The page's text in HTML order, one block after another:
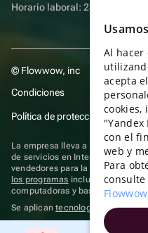
Horario laboral: 24 horas
© Flowwow, inc
Condiciones
Política de protección y
La empresa lleva a cabo su
de servicios en Internet para la
vendedores para la venta de
los programas incluidos en el
computadoras y bases de datos.
Se aplicantecnologías de
Al hacer
acepta
cookies,
con el
web y
Para
consulte
Flowwow